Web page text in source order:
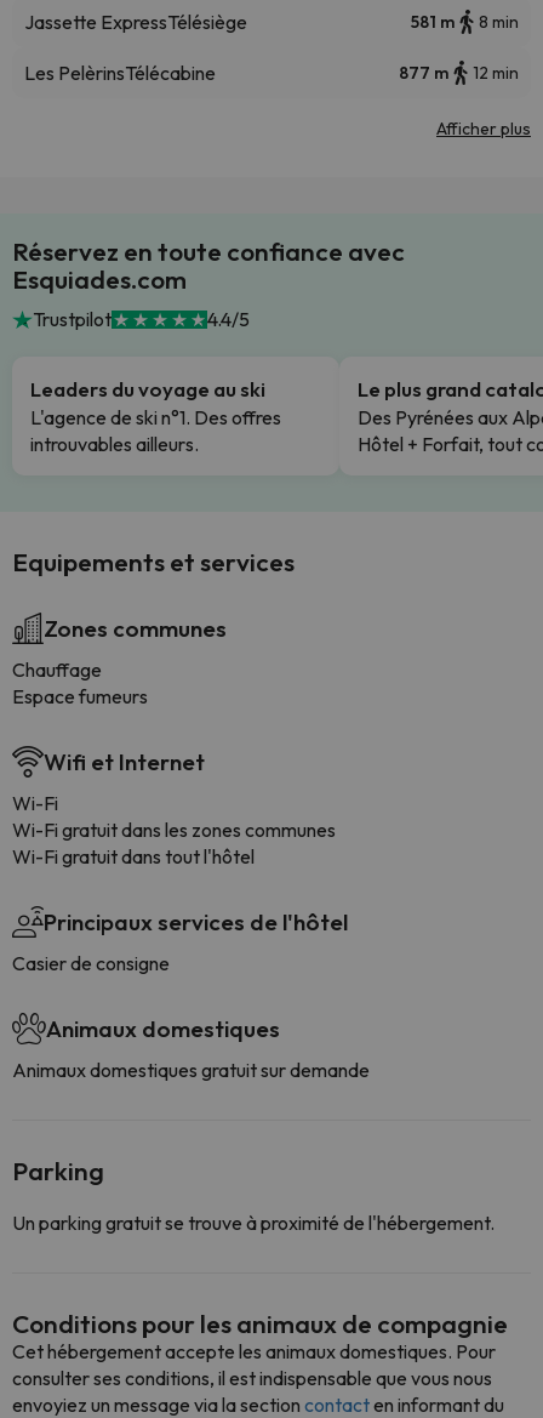
Jassette ExpressTélésiège 581 m 8 min
Les PelèrinsTélécabine 877 m 12 min
Afficher plus
Réservez en toute confiance avec
Esquiades.com
Trustpilot 4.4/5
Leaders du voyage au ski
L'agence de ski n°1. Des offres
introuvables ailleurs.
Le plus grand
Des Pyrénées aux
Hôtel + Forfait, tout
Equipements et services
Zones communes
Chauffage
Espace fumeurs
Wifi et Internet
Wi-Fi
Wi-Fi gratuit dans les zones communes
Wi-Fi gratuit dans tout l'hôtel
Principaux services de l'hôtel
Casier de consigne
Animaux domestiques
Animaux domestiques gratuit sur demande
Parking
Un parking gratuit se trouve à proximité de l'hébergement.
Conditions pour les animaux de compagnie
Cet hébergement accepte les animaux domestiques. Pour
consulter ses conditions, il est indispensable que vous nous
envoyiez un message via la section contacten informant du